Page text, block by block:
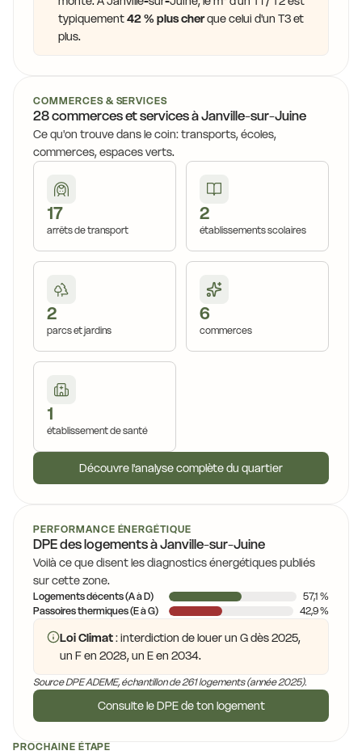
typiquement42 % plus cherque celui d'un T3 et
plus.
COMMERCES & SERVICES
28 commerces et services à Janville-sur-Juine
Ce qu'on trouve dans le coin: transports, écoles,
commerces, espaces verts.
17
arrêts de transport
2
établissements scolaires
2
parcs et jardins
6
commerces
1
établissement de santé
Découvre l'analyse complète du quartier
PERFORMANCE ÉNERGÉTIQUE
DPE des logements à Janville-sur-Juine
Voilà ce que disent les diagnostics énergétiques publiés
sur cette zone.
Logements décents (A à D)
57,1 %
Passoires thermiques (E à G)
42,9 %
Loi Climat: interdiction de louer un G dès 2025,
un F en 2028, un E en 2034.
Source DPE ADEME, échantillon de 261 logements (année 2025).
Consulte le DPE de ton logement
PROCHAINE ÉTAPE